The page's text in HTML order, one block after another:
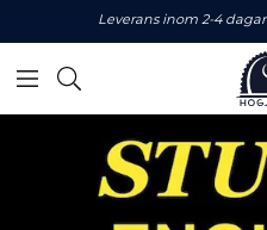
Leverans inom 2-4 dagar